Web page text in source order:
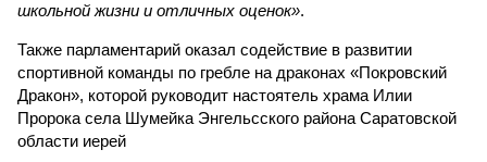
школьной жизни и отличных оценок».
Также парламентарий оказал содействие в развитии
спортивной команды по гребле на драконах «Покровский
Дракон», которой руководит настоятель храма Илии
Пророка села Шумейка Энгельсского района Саратовской
области иерей